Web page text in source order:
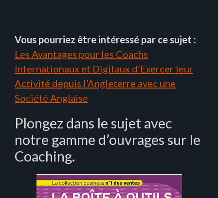
Vous pourriez être intéressé par ce sujet :
Les Avantages pour les Coachs
Internationaux et Digitaux d’Exercer leur
Activité depuis l’Angleterre avec une
Société Anglaise
Plongez dans le sujet avec
notre gamme d’ouvrages sur le
Coaching.